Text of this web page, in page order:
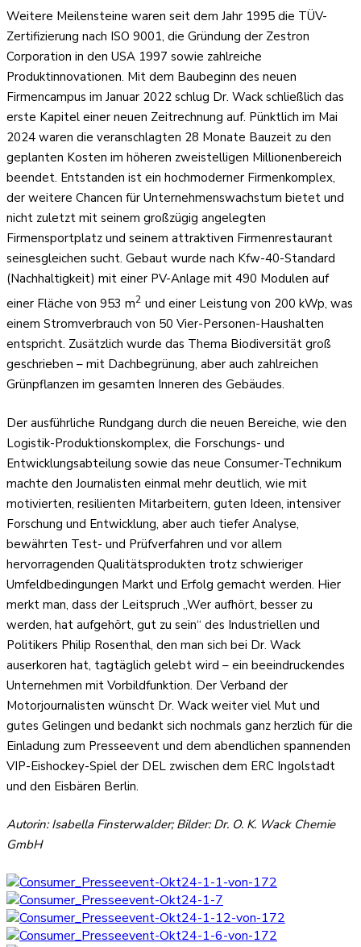
Weitere Meilensteine waren seit dem Jahr 1995 die TÜV-
Zertifizierung nach ISO 9001, die Gründung der Zestron
Corporation in den USA 1997 sowie zahlreiche
Produktinnovationen. Mit dem Baubeginn des neuen
Firmencampus im Januar 2022 schlug Dr. Wack schließlich das
erste Kapitel einer neuen Zeitrechnung auf. Pünktlich im Mai
2024 waren die veranschlagten 28 Monate Bauzeit zu den
geplanten Kosten im höheren zweistelligen Millionenbereich
beendet. Entstanden ist ein hochmoderner Firmenkomplex,
der weitere Chancen für Unternehmenswachstum bietet und
nicht zuletzt mit seinem großzügig angelegten
Firmensportplatz und seinem attraktiven Firmenrestaurant
seinesgleichen sucht. Gebaut wurde nach Kfw-40-Standard
(Nachhaltigkeit) mit einer PV-Anlage mit 490 Modulen auf
einer Fläche von 953 m2 und einer Leistung von 200 kWp, was
einem Stromverbrauch von 50 Vier-Personen-Haushalten
entspricht. Zusätzlich wurde das Thema Biodiversität groß
geschrieben – mit Dachbegrünung, aber auch zahlreichen
Grünpflanzen im gesamten Inneren des Gebäudes.
Der ausführliche Rundgang durch die neuen Bereiche, wie den
Logistik-Produktionskomplex, die Forschungs- und
Entwicklungsabteilung sowie das neue Consumer-Technikum
machte den Journalisten einmal mehr deutlich, wie mit
motivierten, resilienten Mitarbeitern, guten Ideen, intensiver
Forschung und Entwicklung, aber auch tiefer Analyse,
bewährten Test- und Prüfverfahren und vor allem
hervorragenden Qualitätsprodukten trotz schwieriger
Umfeldbedingungen Markt und Erfolg gemacht werden. Hier
merkt man, dass der Leitspruch „Wer aufhört, besser zu
werden, hat aufgehört, gut zu sein“ des Industriellen und
Politikers Philip Rosenthal, den man sich bei Dr. Wack
auserkoren hat, tagtäglich gelebt wird – ein beeindruckendes
Unternehmen mit Vorbildfunktion. Der Verband der
Motorjournalisten wünscht Dr. Wack weiter viel Mut und
gutes Gelingen und bedankt sich nochmals ganz herzlich für die
Einladung zum Presseevent und dem abendlichen spannenden
VIP-Eishockey-Spiel der DEL zwischen dem ERC Ingolstadt
und den Eisbären Berlin.
Autorin: Isabella Finsterwalder; Bilder: Dr. O. K. Wack Chemie
GmbH